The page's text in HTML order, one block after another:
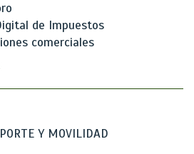
de Impuestos
comerciales
Y MOVILIDAD